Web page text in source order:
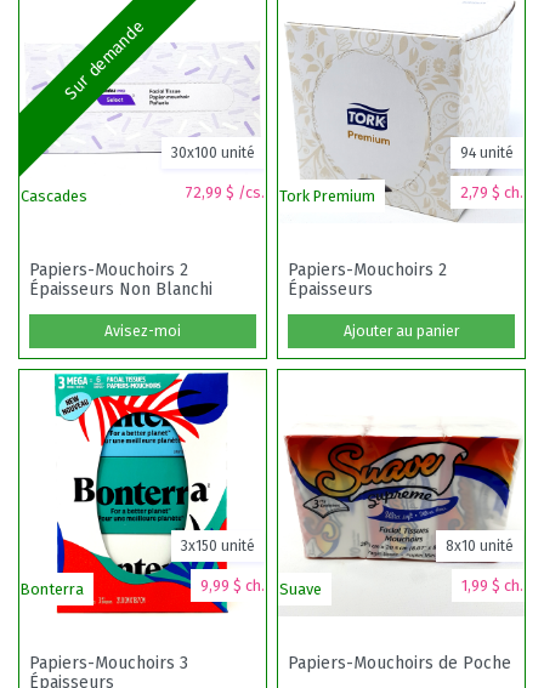
Sur demande
Cascades 72,99 $ /cs.
30x100 unité
Papiers-Mouchoirs 2
Épaisseurs Non Blanchi
Avisez-moi
Tork Premium 2,79 $ ch.
94 unité
Papiers-Mouchoirs 2
Épaisseurs
Ajouter au panier
Bonterra 9,99 $ ch.
3x150 unité
Papiers-Mouchoirs 3
Épaisseurs
Suave 1,99 $ ch.
8x10 unité
Papiers-Mouchoirs de Poche